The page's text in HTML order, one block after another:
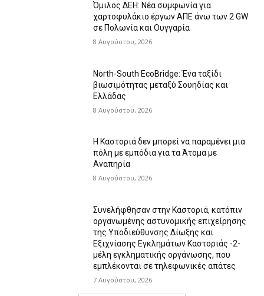
Όμιλος ΔΕΗ: Νέα συμφωνία για
χαρτοφυλάκιο έργων ΑΠΕ άνω των 2 GW
σε Πολωνία και Ουγγαρία
8 Αυγούστου, 2026
North-South EcoBridge: Ένα ταξίδι
βιωσιμότητας μεταξύ Σουηδίας και
Ελλάδας
8 Αυγούστου, 2026
Η Καστοριά δεν μπορεί να παραμένει μια
πόλη με εμπόδια για τα Άτομα με
Αναπηρία
8 Αυγούστου, 2026
Συνελήφθησαν στην Καστοριά, κατόπιν
οργανωμένης αστυνομικής επιχείρησης
της Υποδιεύθυνσης Δίωξης και
Εξιχνίασης Εγκλημάτων Καστοριάς -2-
μέλη εγκληματικής οργάνωσης, που
εμπλέκονται σε τηλεφωνικές απάτες
7 Αυγούστου, 2026